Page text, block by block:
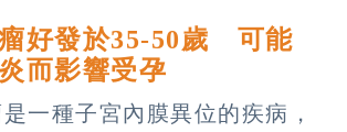
好發於35-50歲 可能
而影響受孕
一種子宮內膜異位的疾病，